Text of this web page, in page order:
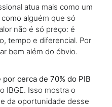
atua mais como um
alguém que só
não é só preço: é
tempo e diferencial. Por
bem além do óbvio.
cerca de 70% do PIB
IBGE. Isso mostra o
da oportunidade desse